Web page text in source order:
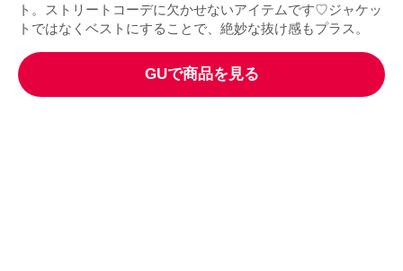
ト。ストリートコーデに欠かせないアイテムです♡ジャケッ
トではなくベストにすることで、絶妙な抜け感もプラス。
GUで商品を見る